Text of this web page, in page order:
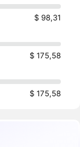
$ 98,31
$ 175,58
$ 175,58